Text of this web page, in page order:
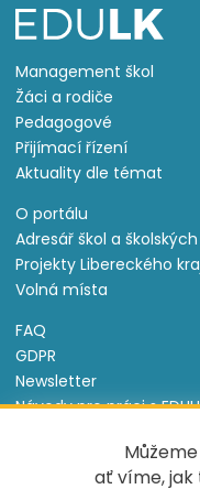
ať víme, jak
Management škol
Žáci a rodiče
Pedagogové
Přijímací řízení
Aktuality dle témat
O portálu
Adresář škol a
Projekty Libereckého
Volná místa
FAQ
GDPR
Newsletter
Návody pro práci s
Nastavení cookies
Informace o